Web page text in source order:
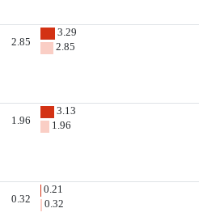
2.85
3.29
2.85
1.96
3.13
1.96
0.32
0.21
0.32